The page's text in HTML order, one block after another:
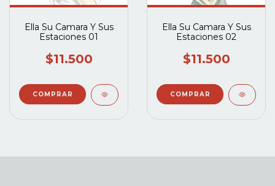
Ella Su Camara Y Sus
Estaciones 01
$11.500
Ella Su Camara Y Sus
Estaciones 02
$11.500